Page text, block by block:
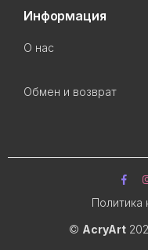
Информация
О нас
Обмен и возврат
© AcryArt
Политика